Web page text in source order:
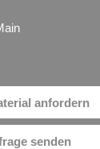
anfordern
senden